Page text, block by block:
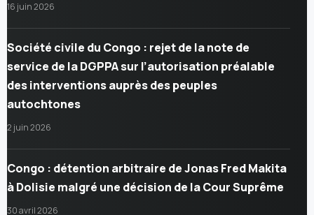
16 juin 2026
Société civile du Congo : rejet de la note de
service de la DGPPA sur l’autorisation préalable
des interventions auprès des peuples
autochtones
2 juin 2026
Congo : détention arbitraire de Jonas Fred Makita
à Dolisie malgré une décision de la Cour Suprême
30 avril 2026